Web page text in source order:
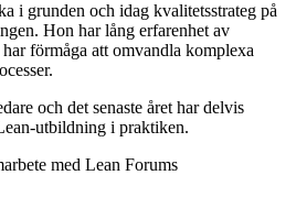
i grunden och idag kvalitetsstrateg på
Hon har lång erfarenhet av
förmåga att omvandla komplexa
och det senaste året har delvis
utbildning i praktiken.
med Lean Forums